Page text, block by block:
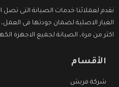
نقدم لعملائنا خدمات الصيانة التى
الغيار الاصلية لضمان جودتها فى
اكثر من مرة، الصيانة لجميع الاجهزة
الأقسام
شركة فريش